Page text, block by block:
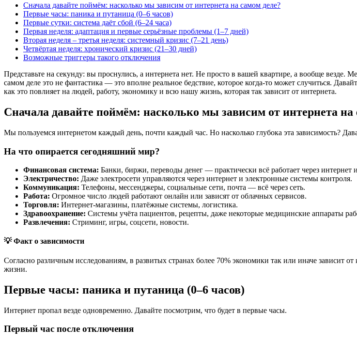
Сначала давайте поймём: насколько мы зависим от интернета на самом деле?
Первые часы: паника и путаница (0–6 часов)
Первые сутки: система даёт сбой (6–24 часа)
Первая неделя: адаптация и первые серьёзные проблемы (1–7 дней)
Вторая неделя – третья неделя: системный кризис (7–21 день)
Четвёртая неделя: хронический кризис (21–30 дней)
Возможные триггеры такого отключения
Представьте на секунду: вы проснулись, а интернета нет. Не просто в вашей квартире, а вообще
самом деле это не фантастика — это вполне реальное бедствие, которое когда-то может случиться.
как это повлияет на людей, работу, экономику и всю нашу жизнь, которая так зависит от интернета.
Сначала давайте поймём: насколько мы зависим от интернета на
Мы пользуемся интернетом каждый день, почти каждый час. Но насколько глубока эта зависимость?
На что опирается сегодняшний мир?
Финансовая система: Банки, биржи, переводы денег — практически всё работает через интернет
Электричество: Даже электросети управляются через интернет и электронные системы контроля.
Коммуникация: Телефоны, мессенджеры, социальные сети, почта — всё через сеть.
Работа: Огромное число людей работают онлайн или зависят от облачных сервисов.
Торговля: Интернет-магазины, платёжные системы, логистика.
Здравоохранение: Системы учёта пациентов, рецепты, даже некоторые медицинские аппараты
Развлечения: Стриминг, игры, соцсети, новости.
💡 Факт о зависимости
Согласно различным исследованиям, в развитых странах более 70% экономики так или иначе зависит
жизни.
Первые часы: паника и путаница (0–6 часов)
Интернет пропал везде одновременно. Давайте посмотрим, что будет в первые часы.
Первый час после отключения